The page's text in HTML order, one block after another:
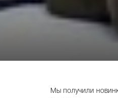
Мы получили